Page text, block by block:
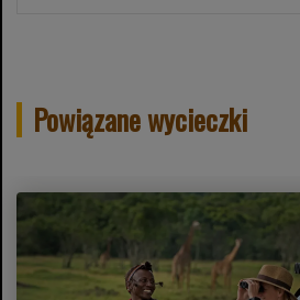
Powiązane wycieczki